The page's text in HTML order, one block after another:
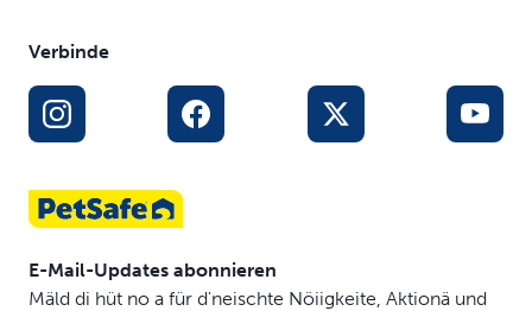
Verbinde
E-Mail-Updates abonnieren
Mäld di hüt no a für d'neischte Nöiigkeite, Aktionä und